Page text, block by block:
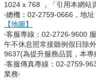
1024 x 768 ，「引用本網站
‧總機：02-2759-0666，地
【地圖】
‧客服專線：02-2726-9600
午不休息照常接聽例假日除
9637(為提升服務品質，本
‧客服傳真專線：02-2759-
業務‧